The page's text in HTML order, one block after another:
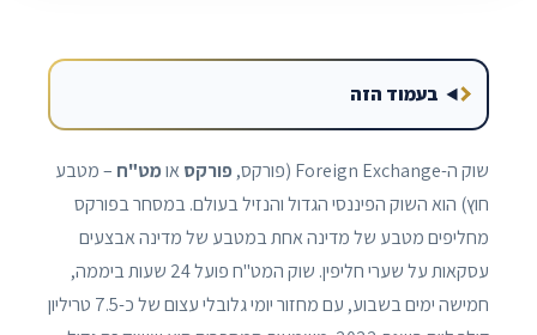
בעמוד הזה
שוק ה-Foreign Exchange (פורקס, פורקס אומט"ח – מטבע
חוץ) הוא השוק הפיננסי הגדול והנזיל בעולם. במסחר בפורקס
מחליפים מטבע של מדינה אחת במטבע של מדינה אבצעים
עסקאות על שערי חליפין. שוק המט"ח פועל 24 שעות ביממה,
חמישה ימים בשבוע, עם מחזור יומי גלובלי עצום של כ-7.5 טריליון